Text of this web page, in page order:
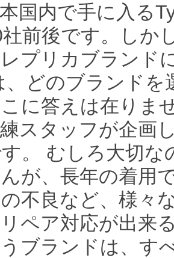
国内で手に入る
前後です。しか
プリカブランド
、どのブランド
に答えは在りま
スタッフが企画
。 むしろ大切な
が、長年の着用
不良など、様々
ペア対応が出来
ブランドは、す